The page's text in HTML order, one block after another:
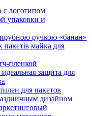
с логотипом
упаковки и
ручкою «банан»
пакетів майка для
пленкой
защита для
для пакетов
дизайном